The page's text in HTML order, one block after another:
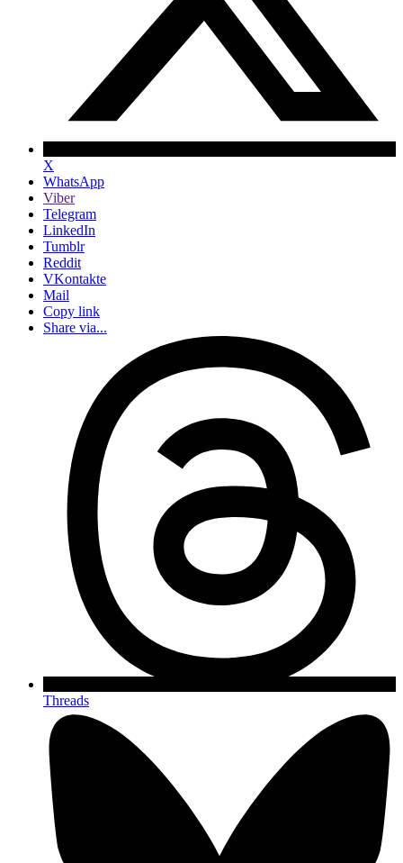
X
WhatsApp
Viber
Telegram
LinkedIn
Tumblr
Reddit
VKontakte
Mail
Copy link
Share via...
Threads